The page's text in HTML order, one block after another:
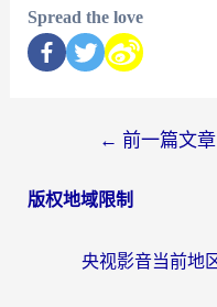
Spread the love
← 前一篇文章
版权地域限制